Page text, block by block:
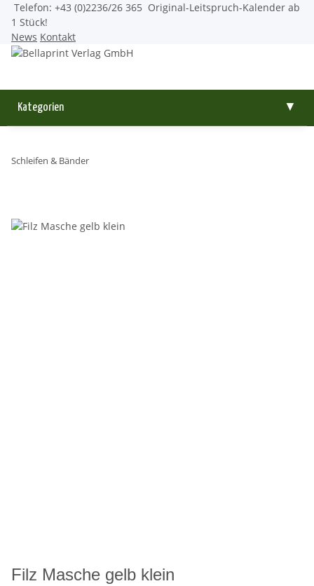
Telefon: +43 (0)2236/26 365 Original-Leitspruch-Kalender ab
1 Stück!
News Kontakt
Kategorien ▼
Schleifen & Bänder
Filz Masche gelb klein